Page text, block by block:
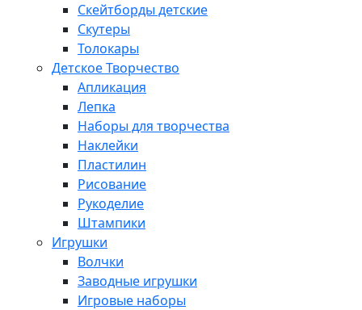
Скейтборды детские
Скутеры
Толокары
Детское Творчество
Апликация
Лепка
Наборы для творчества
Наклейки
Пластилин
Рисование
Рукоделие
Штампики
Игрушки
Волчки
Заводные игрушки
Игровые наборы